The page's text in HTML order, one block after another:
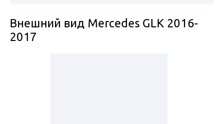
Внешний вид Mercedes GLK 2016-
2017